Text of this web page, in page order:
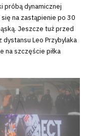
próbą dynamicznej
na zastąpienie po 30
Jeszcze tuż przed
dystansu Leo Przybylaka
na szczęście piłka